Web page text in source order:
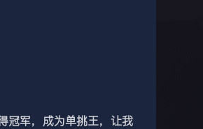
冠军，成为单挑王，让我